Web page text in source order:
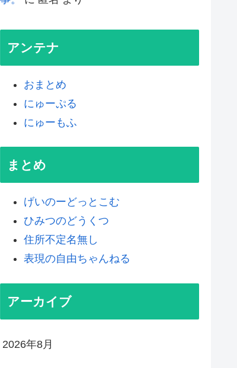
アンテナ
おまとめ
にゅーぷる
にゅーもふ
まとめ
げいのーどっとこむ
ひみつのどうくつ
住所不定名無し
表現の自由ちゃんねる
アーカイブ
2026年8月